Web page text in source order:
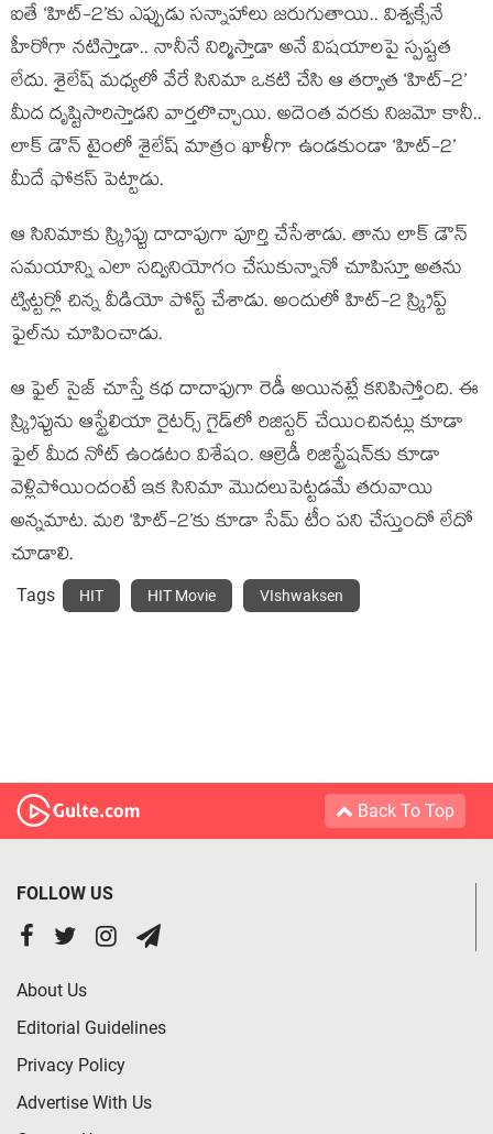
ఐతే ‘హిట్-2’కు ఎప్పుడు సన్నాహాలు జరుగుతాయి.. విశ్వక్సేనే
హీరోగా నటిస్తాడా.. నానీనే నిర్మిస్తాడా అనే విషయాలపై స్పష్టత
లేదు. శైలేష్ మధ్యలో వేరే సినిమా ఒకటి చేసి ఆ తర్వాత ‘హిట్-2’
మీద దృష్టిసారిస్తాడని వార్తలొచ్చాయి. అదెంత వరకు నిజమో కానీ..
లాక్ డౌన్ టైంలో శైలేష్ మాత్రం ఖాళీగా ఉండకుండా ‘హిట్-2’
మీదే ఫోకస్ పెట్టాడు.
ఆ సినిమాకు స్క్రిప్టు దాదాపుగా పూర్తి చేసేశాడు. తాను లాక్ డౌన్
సమయాన్ని ఎలా సద్వినియోగం చేసుకున్నానో చూపిస్తూ అతను
ట్విట్టర్లో చిన్న వీడియో పోస్ట్ చేశాడు. అందులో హిట్-2 స్క్రిప్ట్
ఫైల్‌ను చూపించాడు.
ఆ ఫైల్ సైజ్ చూస్తే కథ దాదాపుగా రెడీ అయినట్లే కనిపిస్తోంది. ఈ
స్క్రిప్టును ఆస్ట్రేలియా రైటర్స్ గైడ్‌లో రిజిస్టర్ చేయించినట్లు కూడా
ఫైల్ మీద నోట్ ఉండటం విశేషం. ఆల్రెడీ రిజిస్ట్రేషన్‌కు కూడా
వెళ్లిపోయిందంటే ఇక సినిమా మొదలుపెట్టడమే తరువాయి
అన్నమాట. మరి ‘హిట్-2’కు కూడా సేమ్ టీం పని చేస్తుందో లేదో
చూడాలి.
Tags HIT HIT Movie VIshwaksen
Back To Top
FOLLOW US
About Us
Editorial Guidelines
Privacy Policy
Advertise With Us